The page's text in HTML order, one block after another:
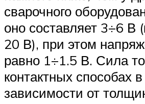
сварочного
оно составляет 3÷6 В
20 В), при этом
равно 1÷1.5 В. Сила
контактных способах в
зависимости от